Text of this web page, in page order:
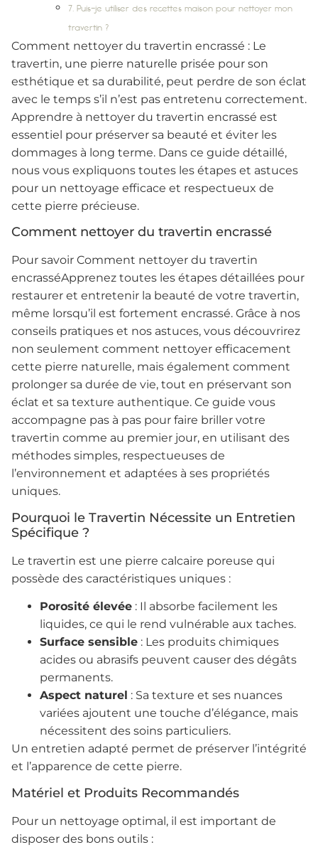
7. Puis-je utiliser des recettes maison pour nettoyer mon
travertin ?
Comment nettoyer du travertin encrassé : Le
travertin, une pierre naturelle prisée pour son
esthétique et sa durabilité, peut perdre de son éclat
avec le temps s’il n’est pas entretenu correctement.
Apprendre à nettoyer du travertin encrassé est
essentiel pour préserver sa beauté et éviter les
dommages à long terme. Dans ce guide détaillé,
nous vous expliquons toutes les étapes et astuces
pour un nettoyage efficace et respectueux de
cette pierre précieuse.
Comment nettoyer du travertin encrassé
Pour savoir Comment nettoyer du travertin
encrasséApprenez toutes les étapes détaillées pour
restaurer et entretenir la beauté de votre travertin,
même lorsqu’il est fortement encrassé. Grâce à nos
conseils pratiques et nos astuces, vous découvrirez
non seulement comment nettoyer efficacement
cette pierre naturelle, mais également comment
prolonger sa durée de vie, tout en préservant son
éclat et sa texture authentique. Ce guide vous
accompagne pas à pas pour faire briller votre
travertin comme au premier jour, en utilisant des
méthodes simples, respectueuses de
l’environnement et adaptées à ses propriétés
uniques.
Pourquoi le Travertin Nécessite un Entretien
Spécifique ?
Le travertin est une pierre calcaire poreuse qui
possède des caractéristiques uniques :
Porosité élevée : Il absorbe facilement les
liquides, ce qui le rend vulnérable aux taches.
Surface sensible : Les produits chimiques
acides ou abrasifs peuvent causer des dégâts
permanents.
Aspect naturel : Sa texture et ses nuances
variées ajoutent une touche d’élégance, mais
nécessitent des soins particuliers.
Un entretien adapté permet de préserver l’intégrité
et l’apparence de cette pierre.
Matériel et Produits Recommandés
Pour un nettoyage optimal, il est important de
disposer des bons outils :